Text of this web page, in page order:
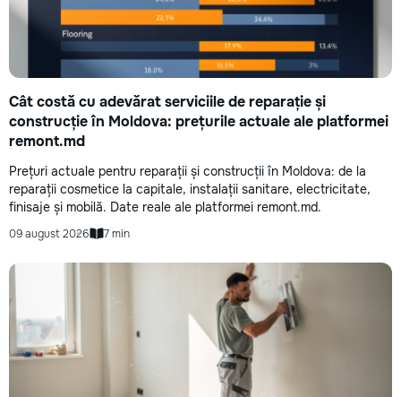
не включается? Не спешите
покупать новую! Спасем ваш
бюджет.
Cât costă cu adevărat serviciile de reparație și
construcție în Moldova: prețurile actuale ale platformei
remont.md
Prețuri actuale pentru reparații și construcții în Moldova: de la
reparații cosmetice la capitale, instalații sanitare, electricitate,
finisaje și mobilă. Date reale ale platformei remont.md.
09 august 2026 7 min